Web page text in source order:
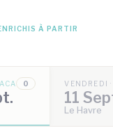
À PARTIR
0 VENDREDI
11
Le Havre